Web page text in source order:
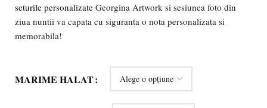
seturile personalizate Georgina Artwork si sesiunea foto din
ziua nuntii va capata cu siguranta o nota personalizata si
memorabila!
MARIME HALAT